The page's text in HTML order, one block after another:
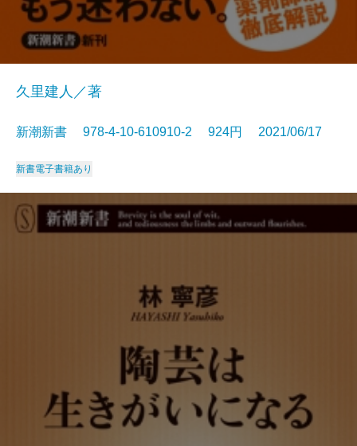
久里建人／著
新潮新書 978-4-10-610910-2 924円 2021/06/17
新書電子書籍あり